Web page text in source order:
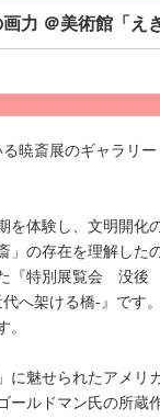
力 ＠美術館「え
暁斎展のギャラリー
を体験し、文明開化
」の存在を理解した
『特別展覧会 没後
へ架ける橋-』です
。
に魅せられたアメリ
ールドマン氏の所蔵